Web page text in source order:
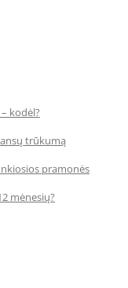
kodėl?
trūkumą
pramonės
mėnesių?